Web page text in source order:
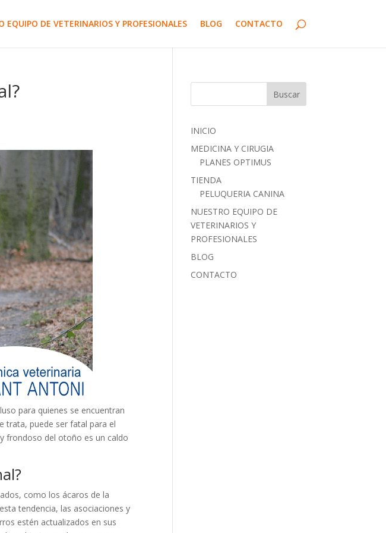
EQUIPO DE VETERINARIOS Y PROFESIONALES BLOG CONTACTO
para quienes se encuentran
trata, puede ser fatal para el
frondoso del otoño es un caldo
como los ácaros de la
tendencia, las asociaciones y
estén actualizados en sus
INICIO
MEDICINA Y CIRUGIA
PLANES OPTIMUS
TIENDA
PELUQUERIA CANINA
NUESTRO EQUIPO DE
VETERINARIOS Y
PROFESIONALES
BLOG
CONTACTO